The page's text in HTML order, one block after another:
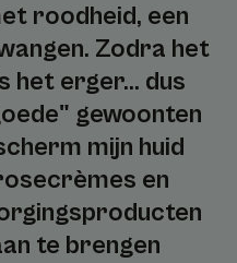
roodheid, een
Zodra het
het erger... dus
gewoonten
mijn huid
en
te brengen